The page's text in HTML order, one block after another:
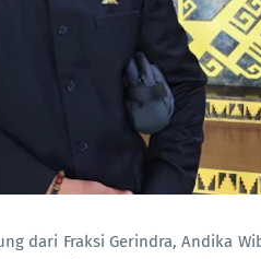
dari Fraksi Gerindra, Andika